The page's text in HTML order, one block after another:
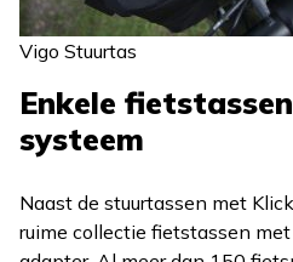
Vigo Stuurtas
Enkele
systeem
Naast de stuurtassen met
ruime collectie fietstassen